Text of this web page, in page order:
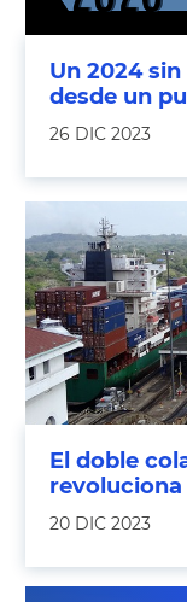
Un 2024
desde un
26 DIC 2023
El doble
20 DIC 2023